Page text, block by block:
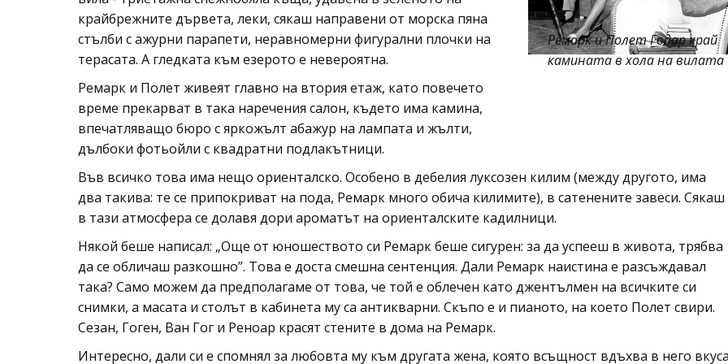
Ремарк и Полет Годар край
камината в хола на вилата
крайбрежните дървета, леки, сякаш направени от морска пяна
стълби с ажурни парапети, неравномерни фигурални плочки на
терасата. А гледката към езерото е невероятна.
Ремарк и Полет живеят главно на втория етаж, като повечето
време прекарват в така наречения салон, където има камина,
впечатляващо бюро с яркожълт абажур на лампата и жълти,
дълбоки фотьойли с квадратни подлакътници.
Във всичко това има нещо ориенталско. Особено в дебелия луксозен килим (между другото, има
два такива: те се припокриват на пода, Ремарк много обича килимите), в сатенените завеси. Сякаш
в тази атмосфера се долавя дори ароматът на ориенталските кадилници.
Някой беше написал: „Още от юношеството си Ремарк беше сигурен: за да успееш в живота, трябва
да се обличаш разкошно”. Това е доста смешна сентенция. Дали Ремарк наистина е разсъждавал
така? Само можем да предполагаме от това, че той е облечен като джентълмен на всичките си
снимки, а масата и столът в кабинета му са антикварни. Скъпо е и пианото, на което Полет свири.
Сезан, Гоген, Ван Гог и Реноар красят стените в дома на Ремарк.
Интересно, дали си е спомнял за любовта му към другата жена, която всъщност вдъхва в него